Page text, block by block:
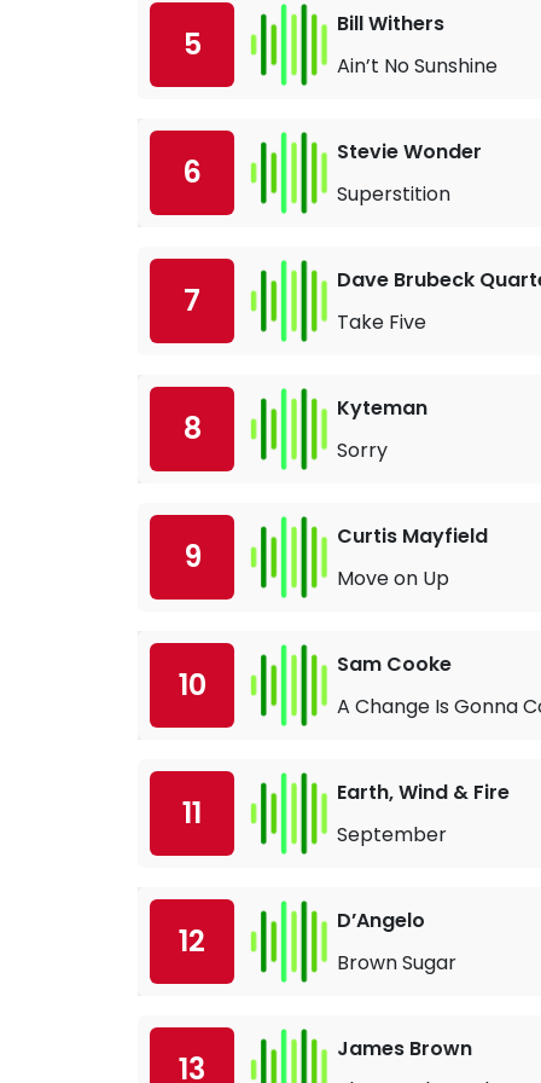
5
Bill Withers
Ain’t No Sunshine
6
Stevie Wonder
Superstition
7
Dave Brubeck
Take Five
8
Kyteman
Sorry
9
Curtis Mayfield
Move on Up
10
Sam Cooke
A Change Is Gonna
11
Earth, Wind & Fire
September
12
D’Angelo
Brown Sugar
13
James Brown